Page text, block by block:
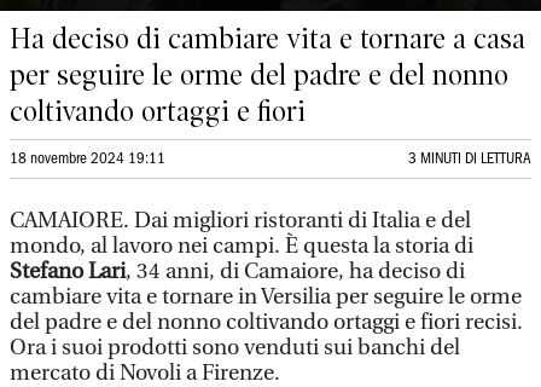
Ha deciso di cambiare vita e tornare a casa
per seguire le orme del padre e del nonno
coltivando ortaggi e fiori
18 novembre 2024 19:11 3 MINUTI DI LETTURA
CAMAIORE. Dai migliori ristoranti di Italia e del
mondo, al lavoro nei campi. È questa la storia di
Stefano Lari, 34 anni, di Camaiore, ha deciso di
cambiare vita e tornare in Versilia per seguire le orme
del padre e del nonno coltivando ortaggi e fiori recisi.
Ora i suoi prodotti sono venduti sui banchi del
mercato di Novoli a Firenze.